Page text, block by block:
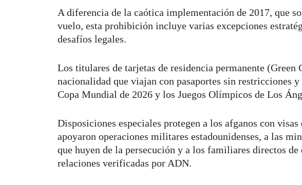
A diferencia de la caótica implementación de 2017, que
vuelo, esta prohibición incluye varias excepciones
desafíos legales.
Los titulares de tarjetas de residencia permanente (Green
nacionalidad que viajan con pasaportes sin restricciones
Copa Mundial de 2026 y los Juegos Olímpicos de Los
Disposiciones especiales protegen a los afganos con
apoyaron operaciones militares estadounidenses, a las
que huyen de la persecución y a los familiares directos de
relaciones verificadas por ADN.